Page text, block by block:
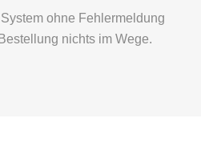
ohne Fehlermeldung
nichts im Wege.